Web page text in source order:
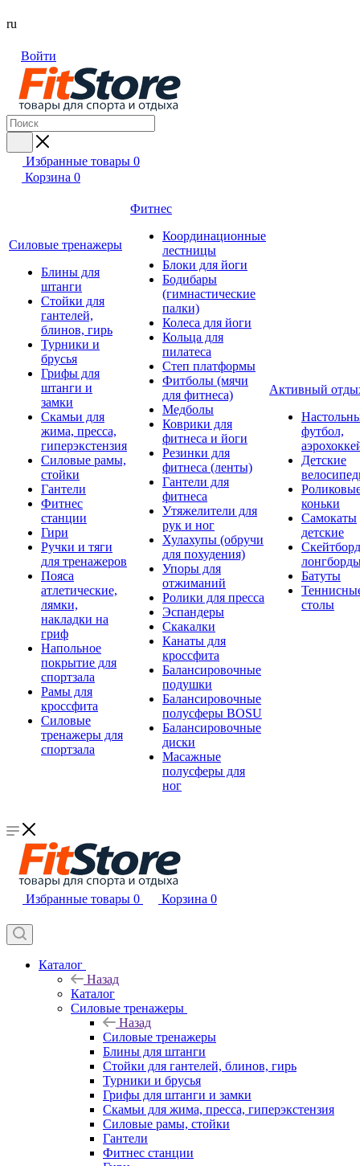
ru
Войти
Избранные товары 0
Корзина 0
Силовые тренажеры
Блины для
штанги
Стойки для
гантелей,
блинов, гирь
Турники и
брусья
Грифы для
штанги и
замки
Скамьи для
жима, пресса,
гиперэкстензия
Силовые рамы,
стойки
Гантели
Фитнес
станции
Гири
Ручки и тяги
для тренажеров
Пояса
атлетические,
лямки,
накладки на
гриф
Напольное
покрытие для
спортзала
Рамы для
кроссфита
Силовые
тренажеры для
спортзала
Фитнес
Координационные
лестницы
Блоки для йоги
Бодибары
(гимнастические
палки)
Колеса для йоги
Кольца для
пилатеса
Степ платформы
Фитболы (мячи
для фитнеса)
Медболы
Коврики для
фитнеса и йоги
Резинки для
фитнеса (ленты)
Гантели для
фитнеса
Утяжелители для
рук и ног
Хулахупы (обручи
для похудения)
Упоры для
отжиманий
Ролики для пресса
Эспандеры
Скакалки
Канаты для
кроссфита
Балансировочные
подушки
Балансировочные
полусферы BOSU
Балансировочные
диски
Масажные
полусферы для
ног
Активный
футбол,
Детские
коньки
Самокаты
детские
Батуты
столы
Избранные товары 0 Корзина 0
Каталог
Назад
Каталог
Силовые тренажеры
Назад
Силовые тренажеры
Блины для штанги
Стойки для гантелей, блинов, гирь
Турники и брусья
Грифы для штанги и замки
Скамьи для жима, пресса, гиперэкстензия
Силовые рамы, стойки
Гантели
Фитнес станции